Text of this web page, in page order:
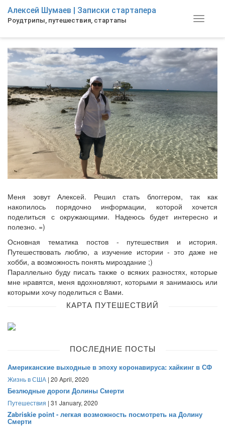
Skip
main
Алексей Шумаев | Записки стартапера
Роудтрипы, путешествия, стартапы
Toggle
Меня зовут Алексей. Решил стать блоггером, так как
накопилось порядочно информации, которой хочется
поделиться с окружающими. Надеюсь будет интересно и
полезно. =)
Основная тематика постов - путешествия и история.
Путешествовать люблю, а изучение истории - это даже не
хобби, а возможность понять мироздание ;)
Параллельно буду писать также о всяких разностях, которые
мне нравятся, меня вдохновляют, которыми я занимаюсь или
которыми хочу поделиться с Вами.
КАРТА ПУТЕШЕСТВИЙ
ПОСЛЕДНИЕ ПОСТЫ
Американские выходные в эпоху коронавируса: хайкинг в СФ
Жизнь в США | 20 April, 2020
Безлюдные дороги Долины Смерти
Путешествия | 31 January, 2020
Zabriskie point - легкая возможность посмотреть на Долину
Смерти